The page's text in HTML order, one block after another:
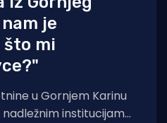
je
mi
u Gornjem Karinu
institucijama